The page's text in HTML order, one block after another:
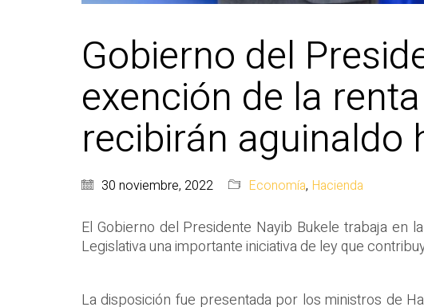
Gobierno del
exención de la
recibirán aguinaldo
30 noviembre, 2022 Economía, Hacienda
El Gobierno del Presidente Nayib Bukele trabaja en
Legislativa una importante iniciativa de ley que
La disposición fue presentada por los ministros de